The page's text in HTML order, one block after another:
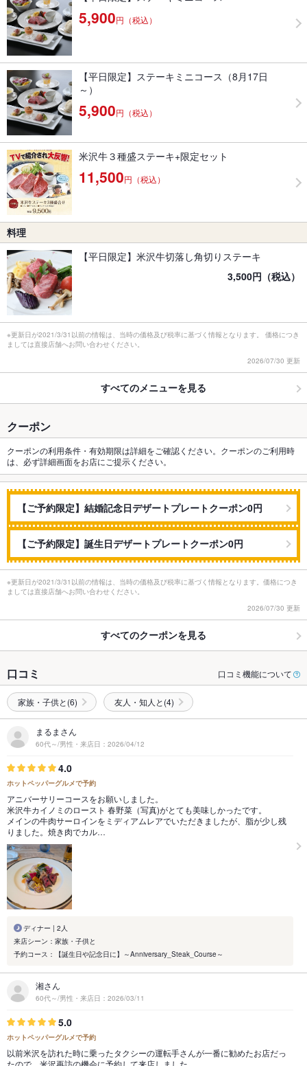
5,900円（税込）
【平日限定】ステーキミニコース（8月17日
～）
5,900円（税込）
米沢牛３種盛ステーキ+限定セット
11,500円（税込）
料理
【平日限定】米沢牛切落し角切りステーキ
3,500円（税込）
※更新日が2021/3/31以前の情報は、当時の価格及び税率に基づく情報となります。 価格につき
ましては直接店舗へお問い合わせください。
2026/07/30 更新
すべてのメニューを見る
クーポン
クーポンの利用条件・有効期限は詳細をご確認ください。クーポンのご利用時
は、必ず詳細画面をお店にご提示ください。
【ご予約限定】結婚記念日デザートプレートクーポン0円
【ご予約限定】誕生日デザートプレートクーポン0円
※更新日が2021/3/31以前の情報は、当時の価格及び税率に基づく情報となります。価格につき
ましては直接店舗へお問い合わせください。
2026/07/30 更新
すべてのクーポンを見る
口コミ 口コミ機能について
家族・子供と(6) 友人・知人と(4)
まるまさん
60代～/男性・来店日：2026/04/12
4.0
ホットペッパーグルメで予約
アニバーサリーコースをお願いしました。
米沢牛カイノミのロースト 春野菜（写真)がとても美味しかったです。
メインの牛肉サーロインをミディアムレアでいただきましたが、脂が少し残
りました。焼き肉でカル…
ディナー | 2人
来店シーン：家族・子供と
予約コース：【誕生日や記念日に】～Anniversary_Steak_Course～
湘さん
60代～/男性・来店日：2026/03/11
5.0
ホットペッパーグルメで予約
以前米沢を訪れた時に乗ったタクシーの運転手さんが一番に勧めたお店だっ
たので、米沢再訪の機会に予約して来店しました。